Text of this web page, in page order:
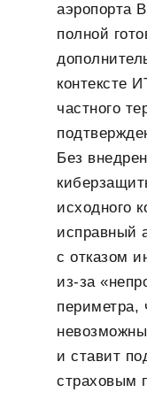
аэропорта
полной
контексте
частного
Без
исходного
исправный
с отказом
из-за
периметра,
и ставит
страховым